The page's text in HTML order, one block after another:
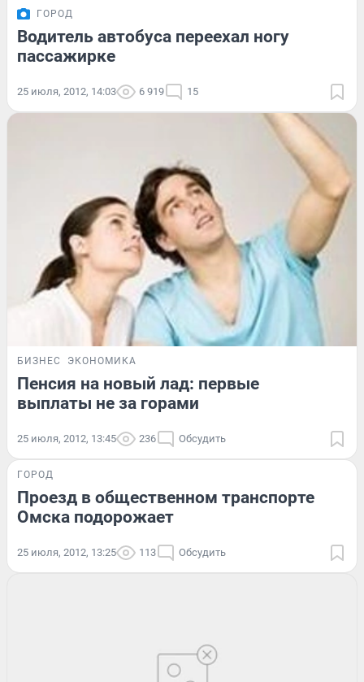
ГОРОД
Водитель автобуса переехал ногу
пассажирке
25 июля, 2012, 14:03 6 919 15
БИЗНЕС ЭКОНОМИКА
Пенсия на новый лад: первые
выплаты не за горами
25 июля, 2012, 13:45 236 Обсудить
ГОРОД
Проезд в общественном транспорте
Омска подорожает
25 июля, 2012, 13:25 113 Обсудить